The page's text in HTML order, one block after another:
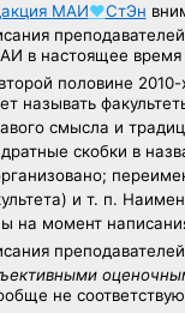
МАИ♥СтЭн
в настоящее время
половине 2010-
называть
смысла и
скобки в
и т. п.
на момент
не